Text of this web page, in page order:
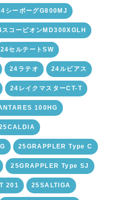
シーボーグG800MJ
スコーピオンMD300XGLH
24セルテートSW
24ラテオ 24ルビアス
24レイクマスターCT-T
100HG
25GRAPPLER Type C
25GRAPPLER Type SJ
201 25SALTIGA